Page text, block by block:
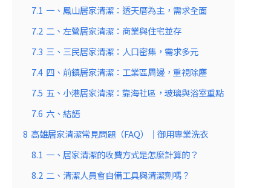
7.1 一、鳳山居家清潔：透天厝為主，需求全面
7.2 二、左營居家清潔：商業與住宅並存
7.3 三、三民居家清潔：人口密集，需求多元
7.4 四、前鎮居家清潔：工業區周邊，重視除塵
7.5 五、小港居家清潔：靠海社區，玻璃與浴室重點
7.6 六、結語
8 高雄居家清潔常見問題（FAQ）｜御用專業洗衣
8.1 一、居家清潔的收費方式是怎麼計算的？
8.2 二、清潔人員會自備工具與清潔劑嗎？